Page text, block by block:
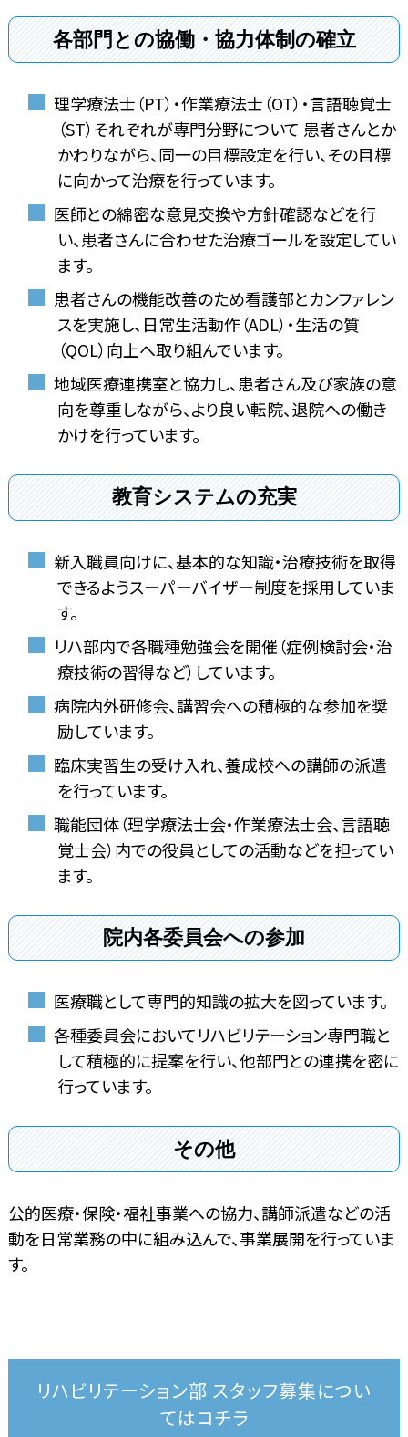
各部門との協働・協力体制の確立
理学療法士（PT）・作業療法士（OT）・言語聴覚士
（ST）それぞれが専門分野について 患者さんとか
かわりながら、同一の目標設定を行い、その目標
に向かって治療を行っています。
医師との綿密な意見交換や方針確認などを行
い、患者さんに合わせた治療ゴールを設定してい
ます。
患者さんの機能改善のため看護部とカンファレン
スを実施し、日常生活動作（ADL）・生活の質
（QOL）向上へ取り組んでいます。
地域医療連携室と協力し、患者さん及び家族の意
向を尊重しながら、より良い転院、退院への働き
かけを行っています。
教育システムの充実
新入職員向けに、基本的な知識・治療技術を取得
できるようスーパーバイザー制度を採用していま
す。
リハ部内で各職種勉強会を開催（症例検討会・治
療技術の習得など）しています。
病院内外研修会、講習会への積極的な参加を奨
励しています。
臨床実習生の受け入れ、養成校への講師の派遣
を行っています。
職能団体（理学療法士会・作業療法士会、言語聴
覚士会）内での役員としての活動などを担ってい
ます。
院内各委員会への参加
医療職として専門的知識の拡大を図っています。
各種委員会においてリハビリテーション専門職と
して積極的に提案を行い、他部門との連携を密に
行っています。
その他
公的医療・保険・福祉事業への協力、講師派遣などの活
動を日常業務の中に組み込んで、事業展開を行っていま
す。
リハビリテーション部 スタッフ募集につい
てはコチラ